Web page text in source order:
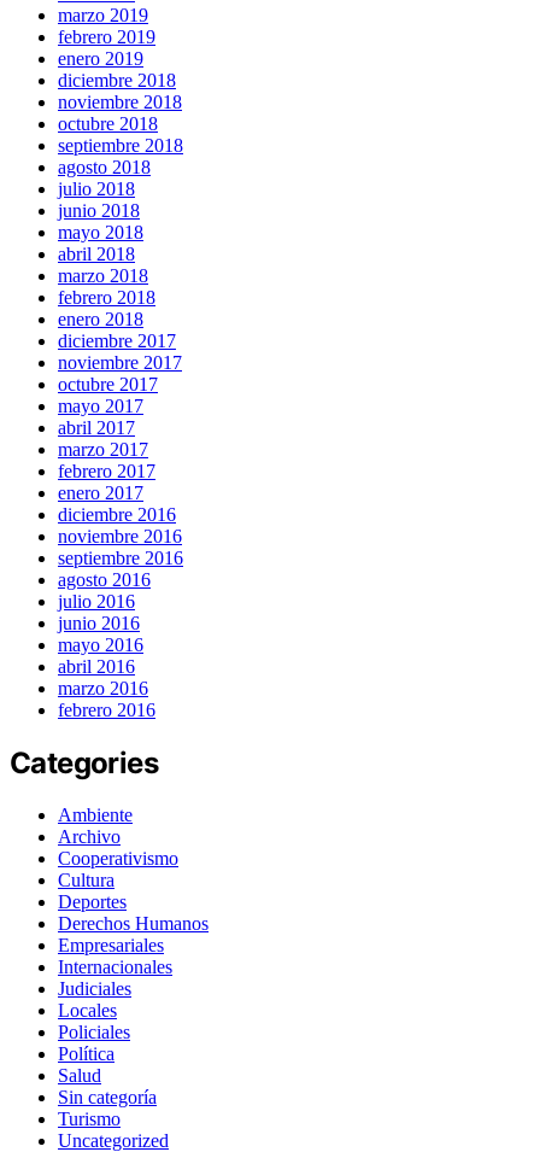
marzo 2019
febrero 2019
enero 2019
diciembre 2018
noviembre 2018
octubre 2018
septiembre 2018
agosto 2018
julio 2018
junio 2018
mayo 2018
abril 2018
marzo 2018
febrero 2018
enero 2018
diciembre 2017
noviembre 2017
octubre 2017
mayo 2017
abril 2017
marzo 2017
febrero 2017
enero 2017
diciembre 2016
noviembre 2016
septiembre 2016
agosto 2016
julio 2016
junio 2016
mayo 2016
abril 2016
marzo 2016
febrero 2016
Categories
Ambiente
Archivo
Cooperativismo
Cultura
Deportes
Derechos Humanos
Empresariales
Internacionales
Judiciales
Locales
Policiales
Política
Salud
Sin categoría
Turismo
Uncategorized